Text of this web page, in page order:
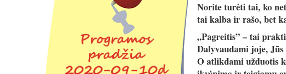
Norite turėti tai, ko
tai kalba ir rašo, bet
„Pagreitis” – tai
Dalyvaudami joje,
O atlikdami užduotis